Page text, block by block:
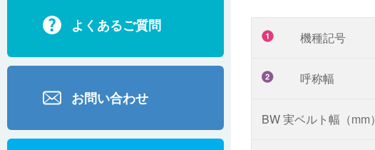
BD200・BD1000
よくあるご質問
お問い合わせ
機種記号
呼称幅
BW 実ベルト幅（mm）